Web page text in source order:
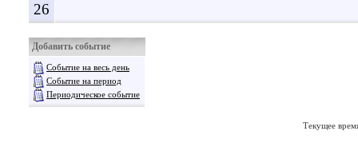
26
Добавить событие
Событие на весь день
Событие на период
Периодическое событие
Текущее